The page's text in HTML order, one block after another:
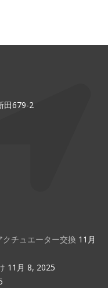
田679-2
クチュエーター交換 11月
11月 8, 2025